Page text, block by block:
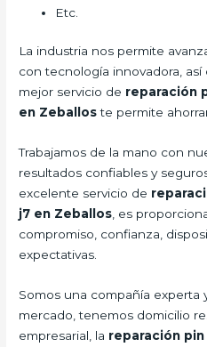
Etc.
La industria nos permite
con tecnología innovadora,
mejor servicio de reparación
en Zeballoste permite
Trabajamos de la mano con
resultados confiables y
excelente servicio de
j7 en Zeballos , es
compromiso, confianza,
expectativas.
Somos una compañía experta
mercado, tenemos domicilio
empresarial, la reparación